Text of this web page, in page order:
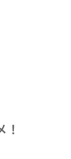
！